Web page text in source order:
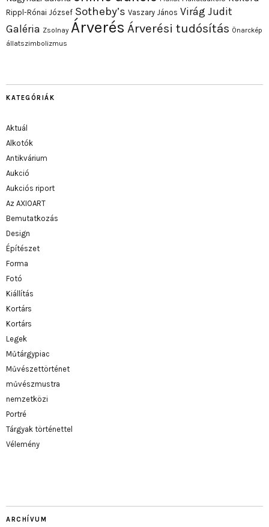
Rippl-Rónai József Sotheby’s Vaszary János Virág Judit
Galéria Zsolnay Árverés Árverési tudósítás Önarckép
állatszimbolizmus
KATEGÓRIÁK
Aktuál
Alkotók
Antikvárium
Aukció
Aukciós riport
Az AXIOART
Bemutatkozás
Design
Építészet
Forma
Fotó
Kiállítás
Kortárs
Kortárs
Legek
Műtárgypiac
Művészettörténet
művészmustra
nemzetközi
Portré
Tárgyak történettel
Vélemény
ARCHÍVUM